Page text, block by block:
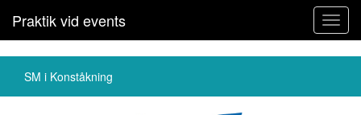
Praktik vid events
SM i Konståkning